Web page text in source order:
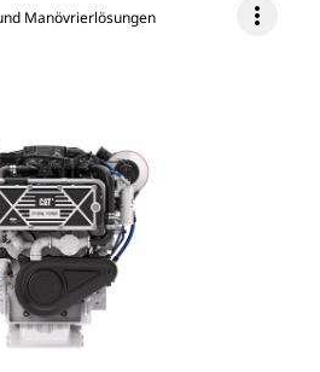
Manövrierlösungen more_vert